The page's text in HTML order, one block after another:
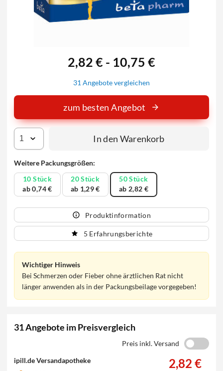
Weitere Packungsgrößen:
10 Stück
ab 0,74 €
20 Stück
ab 1,29 €
50 Stück
ab 2,82 €
Produktinformation
5 Erfahrungsberichte
2,82 € - 10,75 €
31 Angebote vergleichen
zum besten Angebot
In den Warenkorb
Wichtiger Hinweis
Bei Schmerzen oder Fieber ohne ärztlichen Rat nicht
länger anwenden als in der Packungsbeilage vorgegeben!
31 Angebote im Preisvergleich
Preis inkl. Versand
ipill.de Versandapotheke 2,82 €